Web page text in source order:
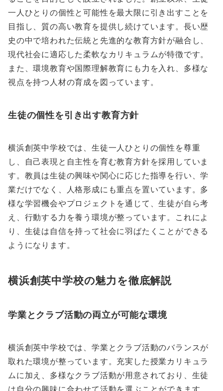
一人ひとりの個性と可能性を最大限に引き出すことを
目指し、質の高い教育を提供し続けています。長い歴
史の中で培われた伝統と先進的な教育方針が融合し、
現代社会に適応した柔軟なカリキュラムが特徴です。
また、環境教育や国際理解教育にも力を入れ、多様な
視点を持つ人材の育成を図っています。
生徒の個性を引き出す教育方針
横浜創英中学校では、生徒一人ひとりの個性を尊重
し、自己表現と自主性を育む教育方針を採用していま
す。教員は生徒の興味や関心に応じた指導を行い、学
業だけでなく、人格形成にも重点を置いています。多
様な学習機会やプロジェクトを通じて、生徒が自ら考
え、行動する力を養う環境が整っています。これによ
り、生徒は自信を持って社会に羽ばたくことができる
ようになります。
横浜創英中学校の魅力を徹底解説
学業とクラブ活動の両立が可能な環境
横浜創英中学校では、学業とクラブ活動のバランスが
取れた環境が整っています。充実した授業カリキュラ
ムに加え、多様なクラブ活動が用意されており、生徒